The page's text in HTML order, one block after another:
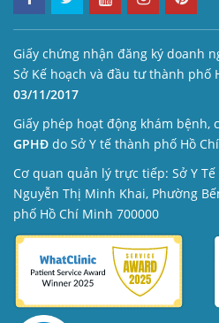
Giấy chứng nhận đăng ký doanh
Sở Kế hoạch và đầu tư thành phố
03/11/2017
Giấy phép hoạt động khám bệnh,
GPHĐ do Sở Y tế thành phố Hồ
Cơ quan quản lý trực tiếp: Sở Y Tế
Nguyễn Thị Minh Khai, Phường
phố Hồ Chí Minh 700000